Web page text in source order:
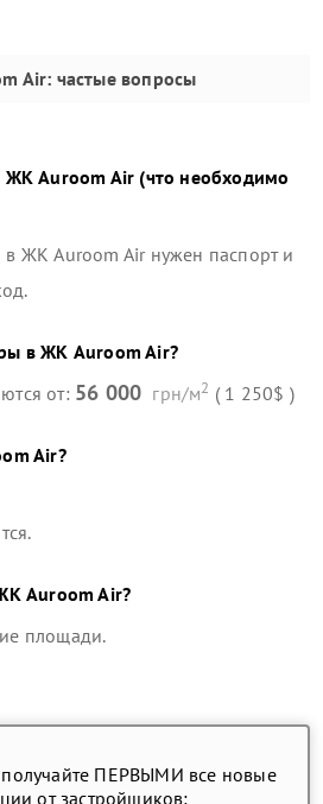
Air: частые вопросы
ЖК Auroom Air (что необходимо
в ЖК Auroom Air нужен паспорт и
вЖК Auroom Air?
от: 56 000 грн/м2 ( 1 250$ )
Air?
.
Auroom Air?
площади.
ПЕРВЫМИ все новые
от застройщиков: